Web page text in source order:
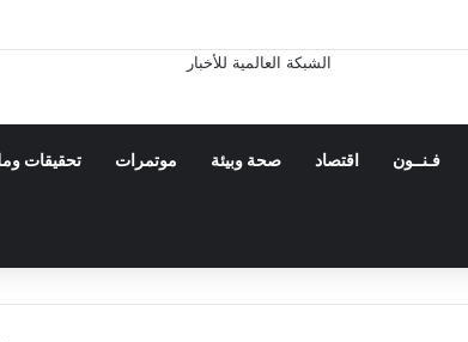
فـنــون اقتصاد صحة وبيئة موتمرات تحقيقات